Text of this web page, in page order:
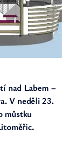
nad Labem –
V neděli 23.
můstku